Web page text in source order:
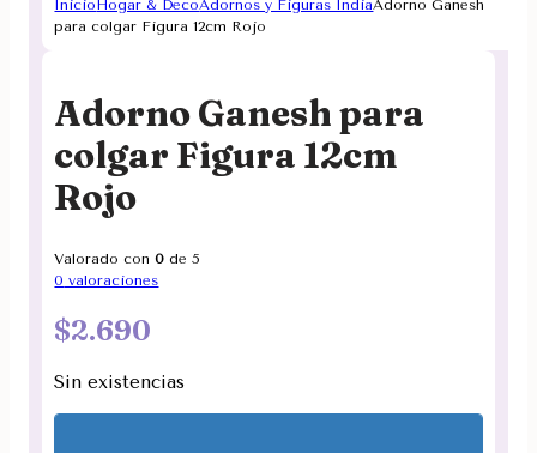
InicioHogar & DecoAdornos y Figuras IndiaAdorno Ganesh
para colgar Figura 12cm Rojo
Adorno Ganesh para
colgar Figura 12cm
Rojo
Valorado con0 de 5
0 valoraciones
$2.690
Sin existencias